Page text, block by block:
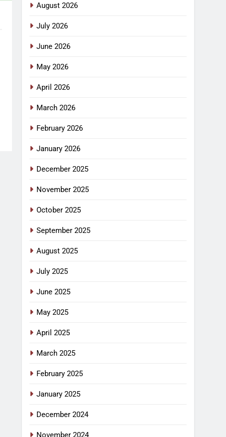
August 2026
July 2026
June 2026
May 2026
April 2026
March 2026
February 2026
January 2026
December 2025
November 2025
October 2025
September 2025
August 2025
July 2025
June 2025
May 2025
April 2025
March 2025
February 2025
January 2025
December 2024
November 2024